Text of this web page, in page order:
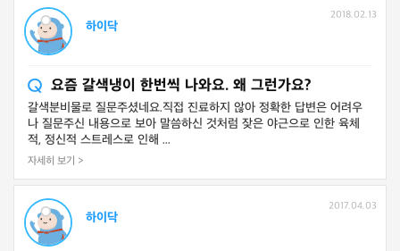
하이닥
2018.02.13
요즘 갈색냉이 한번씩 나와요. 왜 그런가요?
갈색분비물로 질문주셨네요.직접 진료하지 않아 정확한 답변은 어려우
나 질문주신 내용으로 보아 말씀하신 것처럼 잦은 야근으로 인한 육체
적, 정신적 스트레스로 인해 ...
자세히 보기 >
하이닥
2017.04.03